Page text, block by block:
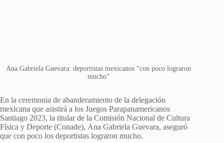
Ana Gabriela Guevara: deportistas mexicanos “con poco lograron
mucho”
En la ceremonia de abanderamiento de la delegación
mexicana que asistirá a los Juegos Parapanamericanos
Santiago 2023, la titular de la Comisión Nacional de Cultura
Física y Deporte (Conade), Ana Gabriela Guevara, aseguró
que con poco los deportistas lograron mucho.